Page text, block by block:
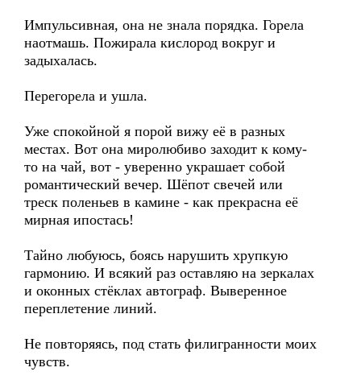
Импульсивная, она не знала порядка. Горела
наотмашь. Пожирала кислород вокруг и
задыхалась.
Перегорела и ушла.
Уже спокойной я порой вижу её в разных
местах. Вот она миролюбиво заходит к кому-
то на чай, вот - уверенно украшает собой
романтический вечер. Шёпот свечей или
треск поленьев в камине - как прекрасна её
мирная ипостась!
Тайно любуюсь, боясь нарушить хрупкую
гармонию. И всякий раз оставляю на зеркалах
и оконных стёклах автограф. Выверенное
переплетение линий.
Не повторяясь, под стать филигранности моих
чувств.